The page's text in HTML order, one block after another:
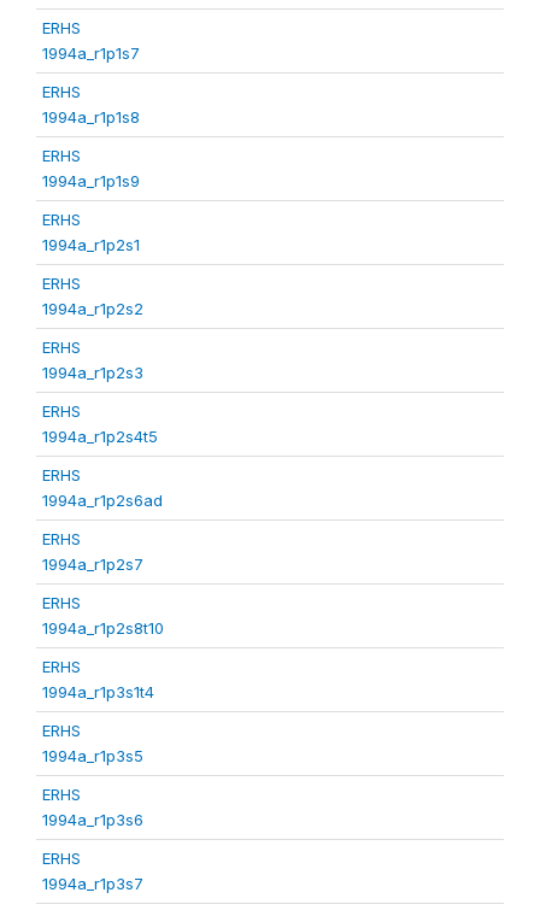
ERHS
1994a_r1p1s7
ERHS
1994a_r1p1s8
ERHS
1994a_r1p1s9
ERHS
1994a_r1p2s1
ERHS
1994a_r1p2s2
ERHS
1994a_r1p2s3
ERHS
1994a_r1p2s4t5
ERHS
1994a_r1p2s6ad
ERHS
1994a_r1p2s7
ERHS
1994a_r1p2s8t10
ERHS
1994a_r1p3s1t4
ERHS
1994a_r1p3s5
ERHS
1994a_r1p3s6
ERHS
1994a_r1p3s7